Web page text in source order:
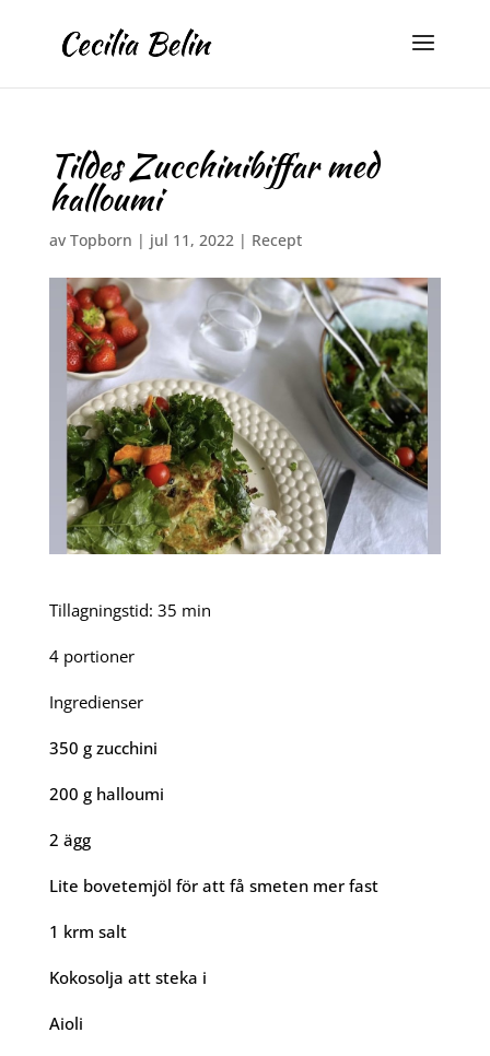
Tildes Zucchinibiffar med
halloumi
av Topborn | jul 11, 2022| Recept
Tillagningstid: 35 min
4 portioner
Ingredienser
350 g zucchini
200 g halloumi
2 ägg
Lite bovetemjöl för att få smeten mer fast
1 krm salt
Kokosolja att steka i
Aioli